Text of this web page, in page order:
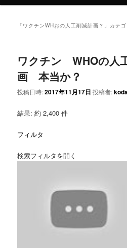
「 ワクチンWHおの人工削減計画？ 」カテ
ワクチン WHOの人
画 本当か？
投稿日時:2017年11月17日 投稿者:
結果: 約 2,400 件
フィルタ
検索フィルタを開く